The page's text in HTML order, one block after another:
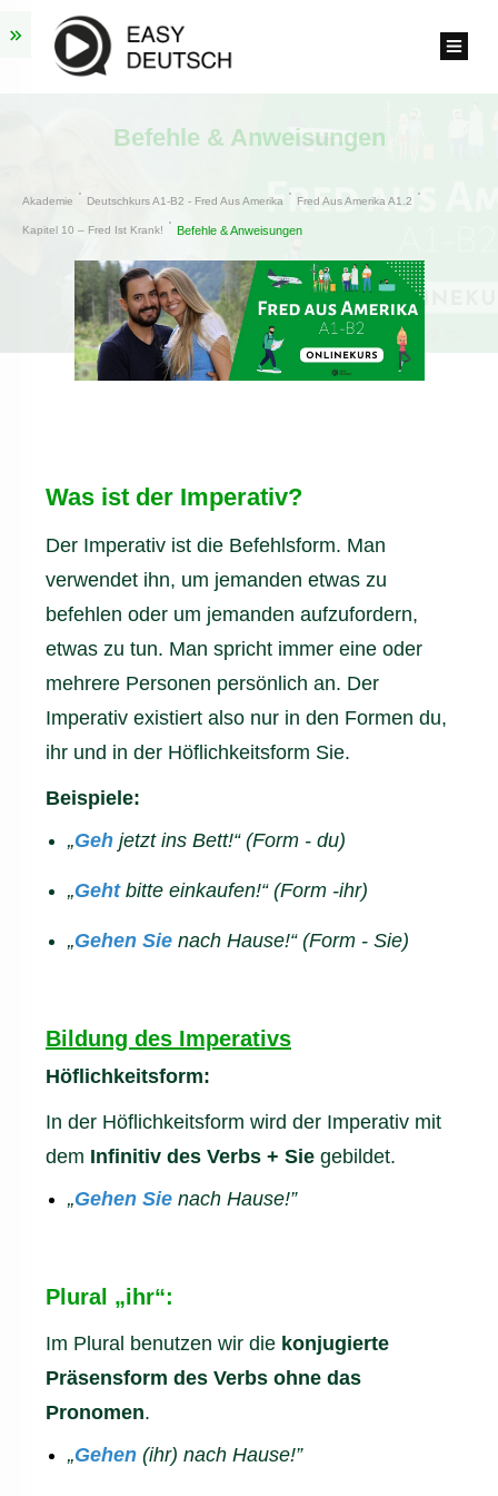
Befehle & Anweisungen
Akademie Deutschkurs A1-B2 - Fred Aus Amerika Fred Aus Amerika A1.2
Kapitel 10 – Fred Ist Krank! Befehle & Anweisungen
Was ist der Imperativ?
Der Imperativ ist die Befehlsform. Man
verwendet ihn, um jemanden etwas zu
befehlen oder um jemanden aufzufordern,
etwas zu tun. Man spricht immer eine oder
mehrere Personen persönlich an. Der
Imperativ existiert also nur in den Formen du,
ihr und in der Höflichkeitsform Sie.
Beispiele:
„Geh jetzt ins Bett!“ (Form - du)
„Gehtbitte einkaufen!“ (Form -ihr)
„Gehen Sie nach Hause!“ (Form - Sie)
Bildung des Imperativs
Höflichkeitsform:
In der Höflichkeitsform wird der Imperativ mit
dem Infinitiv des Verbs + Sie gebildet.
„Gehen Sie nach Hause!”
Plural „ihr“:
Im Plural benutzen wir die konjugierte
Präsensform des Verbs ohne das
Pronomen.
„Gehen (ihr) nach Hause!”